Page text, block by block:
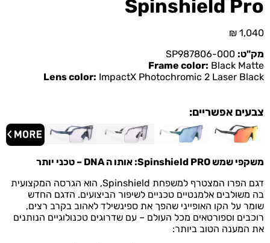
Spinshield Pro
₪ 1,040
מק"ט:
Frame color: Black Matte
Lens color: ImpactX Photochromic 2 Laser Black
צבעים אפשריים:
משקפי שמש Spinshield PRO:
אותו ה DNA – טכני יותר
דגם הפרו המצטרף למשפחת Spinshield, הוא הגרסה המקצועית
בה משולבים אלמנטיים טכניים לשיפור הביצועים. הדגם החדש
שומר על הקו האופייני שהפך את ספינשילד לאהוב בקרב רצים,
רוכבים וספורטאים מכל העולם – עם שדרוגים טכנולוגיים הנותנים
את המענה הטוב ביותר: